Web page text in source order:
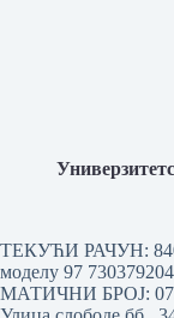
ТЕКУЋИ РАЧУН:
моделу 97
МАТИЧНИ БРОЈ: